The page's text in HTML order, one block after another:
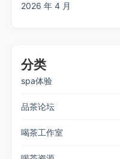
2026 年 4 月
分类
spa体验
品茶论坛
喝茶工作室